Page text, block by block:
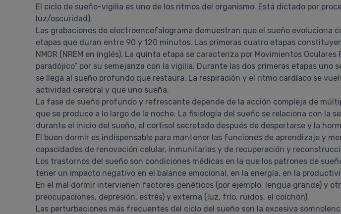
El ciclo de sueño-vigilia es uno de los ritmos del organismo. Está dictado por
luz/oscuridad).
Las grabaciones de electroencefalograma demuestran que el sueño evoluciona
etapas que duran entre 90 y 120 minutos. Las primeras cuatro etapas
NMOR (NREM en inglés). La quinta etapa se caracteriza por Movimientos
paradójico” por su semejanza con la vigilia. Durante las dos primeras etapas uno
se llega al sueño profundo que restaura. La respiración y el ritmo cardíaco se
actividad cerebral y que uno sueña.
La fase de sueño profundo y refrescante depende de la acción compleja de
que se produce a lo largo de la noche. La fisiología del sueño se relaciona con la
durante el inicio del sueño, el cortisol secretado después de despertarse y la
El buen dormir es indispensable para mantener las funciones de aprendizaje y
capacidades de renovación celular, inmunitarias y de recuperación y
Los trastornos del sueño son condiciones médicas en la que los patrones de
tener un impacto negativo en el balance emocional, en la energía, en la
En el mal dormir intervienen factores genéticos (por ejemplo, lengua grande) y
preocupaciones, depresión, estrés) y externa (luz, frío, ruidos, el colchón).
Las perturbaciones más frecuentes del ciclo del sueño son la excesiva